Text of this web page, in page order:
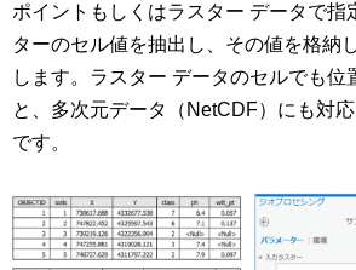
ポイントもしくはラスター データで指
ターのセル値を抽出し、その値を格納
します。ラスター データのセルでも位
と、多次元データ（NetCDF）にも対
です。